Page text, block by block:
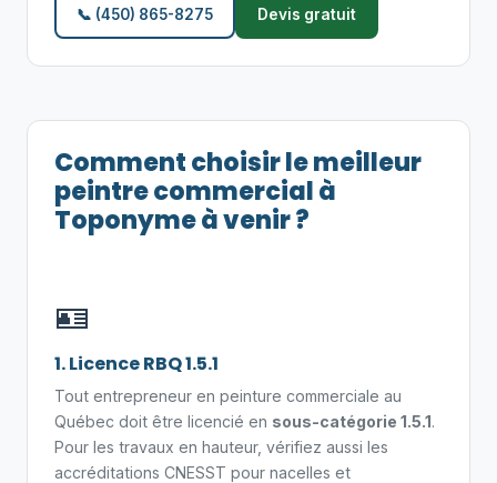
📞 (450) 865-8275 Devis gratuit
Comment choisir le meilleur
peintre commercial à
Toponyme à venir ?
🪪
1. Licence RBQ 1.5.1
Tout entrepreneur en peinture commerciale au
Québec doit être licencié en sous-catégorie 1.5.1.
Pour les travaux en hauteur, vérifiez aussi les
accréditations CNESST pour nacelles et